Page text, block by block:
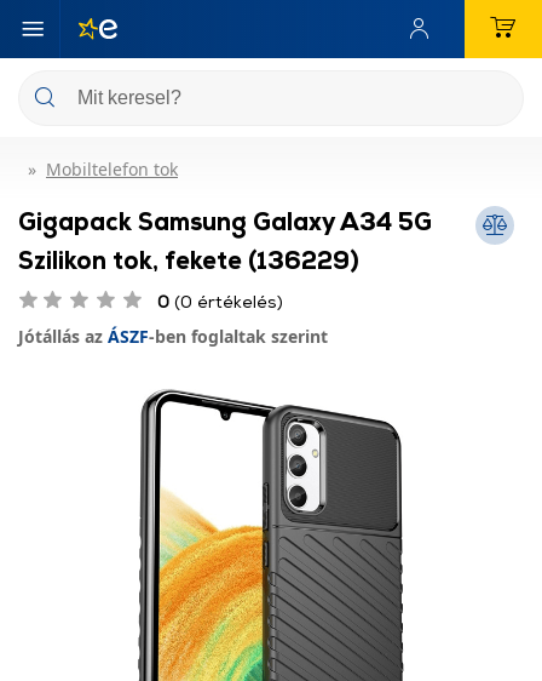
Mobiltelefon tok
Gigapack Samsung Galaxy A34 5G
Szilikon tok, fekete (136229)
0 (0 értékelés)
Jótállás az ÁSZF-ben foglaltak szerint